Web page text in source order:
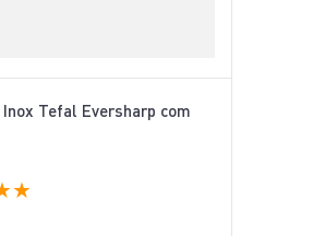
Inox Tefal Eversharp com
★